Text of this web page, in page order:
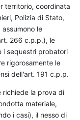
territorio, coordinata
Polizia di Stato,
le
266 c.p.p.), le
i sequestri probatori
rigorosamente le
dell'art. 191 c.p.p.
richiede la prova di
materiale,
i casi), il nesso di